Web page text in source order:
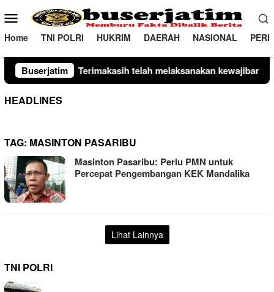
ke
konten
Menu
Mobile
Home TNI POLRI HUKRIM DAERAH NASIONAL
Buserjatim
telah melaksanakan kewajiban perpajakan daerah
HEADLINES
TAG: MASINTON PASARIBU
Masinton Pasaribu: Perlu PMN untuk
Percepat Pengembangan KEK Mandalika
Lihat Lainnya
TNI POLRI